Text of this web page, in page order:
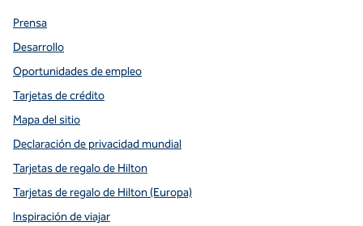
Prensa
Desarrollo
Oportunidades de empleo
Tarjetas de crédito
Mapa del sitio
Declaración de privacidad mundial
Tarjetas de regalo de Hilton
Tarjetas de regalo de Hilton (Europa)
Inspiración de viajar